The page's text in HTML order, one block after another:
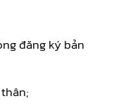
đăng ký bản